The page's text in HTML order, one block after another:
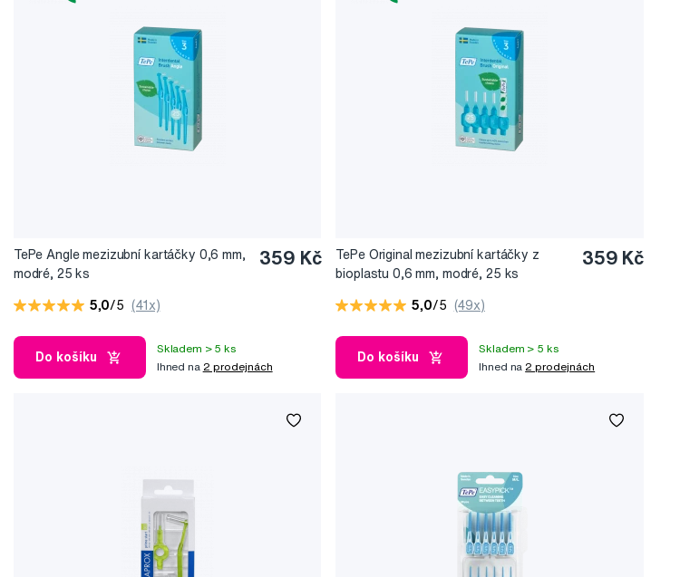
TePe Angle mezizubní kartáčky 0,6 mm,
modré, 25 ks
359 Kč
5,0/5 (41x)
Do košíku
Skladem > 5 ks
Ihned na 2 prodejnách
TePe Original mezizubní kartáčky z
bioplastu 0,6 mm, modré, 25 ks
359 Kč
5,0/5 (49x)
Do košíku
Skladem > 5 ks
Ihned na 2 prodejnách